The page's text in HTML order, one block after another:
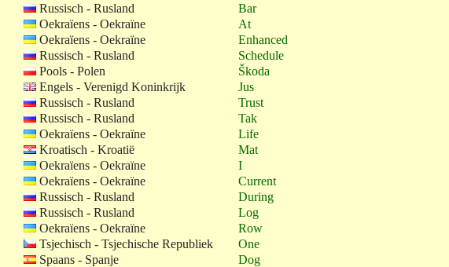
Russisch - Rusland Bar
Oekraïens - Oekraïne At
Oekraïens - Oekraïne Enhanced
Russisch - Rusland Schedule
Pools - Polen Škoda
Engels - Verenigd Koninkrijk Jus
Russisch - Rusland Trust
Russisch - Rusland Tak
Oekraïens - Oekraïne Life
Kroatisch - Kroatië Mat
Oekraïens - Oekraïne I
Oekraïens - Oekraïne Current
Russisch - Rusland During
Russisch - Rusland Log
Oekraïens - Oekraïne Row
Tsjechisch - Tsjechische Republiek One
Spaans - Spanje Dog